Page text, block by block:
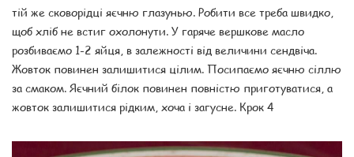
тій же сковорідці яєчню глазунью. Робити все треба швидко,
щоб хліб не встиг охолонути. У гаряче вершкове масло
розбиваємо 1-2 яйця, в залежності від величини сендвіча.
Жовток повинен залишитися цілим. Посипаємо яєчню сіллю
за смаком. Яєчний білок повинен повністю приготуватися, а
жовток залишитися рідким, хоча і загусне. Крок 4